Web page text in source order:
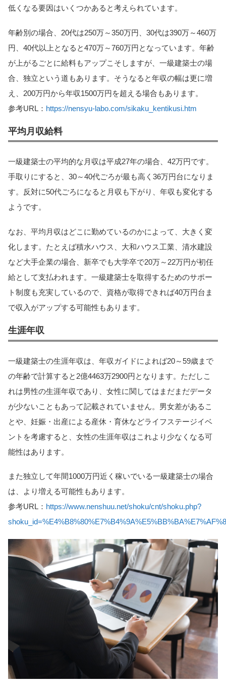
低くなる要因はいくつかあると考えられています。
年齢別の場合、20代は250万～350万円、30代は390万～460万
円、40代以上となると470万～760万円となっています。年齢
が上がるごとに給料もアップこそしますが、一級建築士の場
合、独立という道もあります。そうなると年収の幅は更に増
え、200万円から年収1500万円を超える場合もあります。
参考URL： https://nensyu-labo.com/sikaku_kentikusi.htm
平均月収給料
一級建築士の平均的な月収は平成27年の場合、42万円です。
手取りにすると、30～40代ごろが最も高く36万円台になりま
す。反対に50代ごろになると月収も下がり、年収も変化する
ようです。
なお、平均月収はどこに勤めているのかによって、大きく変
化します。たとえば積水ハウス、大和ハウス工業、清水建設
など大手企業の場合、新卒でも大学卒で20万～22万円が初任
給として支払われます。一級建築士を取得するためのサポー
ト制度も充実しているので、資格が取得できれば40万円台ま
で収入がアップする可能性もあります。
生涯年収
一級建築士の生涯年収は、年収ガイドによれば20～59歳まで
の年齢で計算すると2億4463万2900円となります。ただしこ
れは男性の生涯年収であり、女性に関してはまだまだデータ
が少ないこともあって記載されていません。男女差があるこ
とや、妊娠・出産による産休・育休などライフステージイベ
ントを考慮すると、女性の生涯年収はこれより少なくなる可
能性はあります。
また独立して年間1000万円近く稼いでいる一級建築士の場合
は、より増える可能性もあります。
参考URL： https://www.nenshuu.net/shoku/cnt/shoku.php?